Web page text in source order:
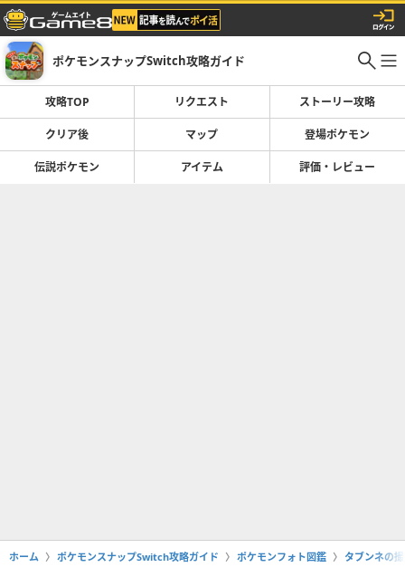
ポケモンスナップSwitch攻略ガイド
攻略TOP リクエスト ストーリー攻略
クリア後 マップ 登場ポケモン
伝説ポケモン アイテム 評価・レビュー
ホーム ポケモンスナップSwitch攻略ガイド ポケモンフォト図鑑 タブンネの